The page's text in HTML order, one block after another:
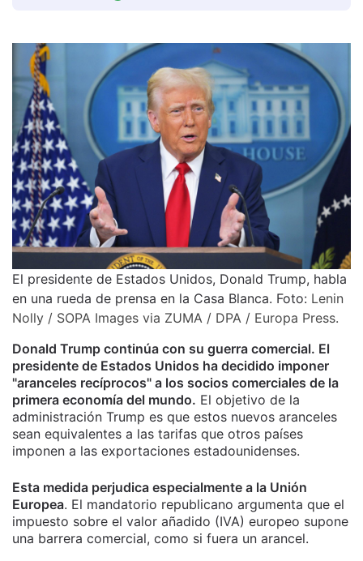
El presidente de Estados Unidos, Donald Trump, habla
en una rueda de prensa en la Casa Blanca. Foto: Lenin
Nolly / SOPA Images via ZUMA / DPA / Europa Press.
Donald Trump continúa con su guerra comercial. El
presidente de Estados Unidos ha decidido imponer
"aranceles recíprocos" a los socios comerciales de la
primera economía del mundo. El objetivo de la
administración Trump es que estos nuevos aranceles
sean equivalentes a las tarifas que otros países
imponen a las exportaciones estadounidenses.
Esta medida perjudica especialmente a la Unión
Europea. El mandatorio republicano argumenta que el
impuesto sobre el valor añadido (IVA) europeo supone
una barrera comercial, como si fuera un arancel.